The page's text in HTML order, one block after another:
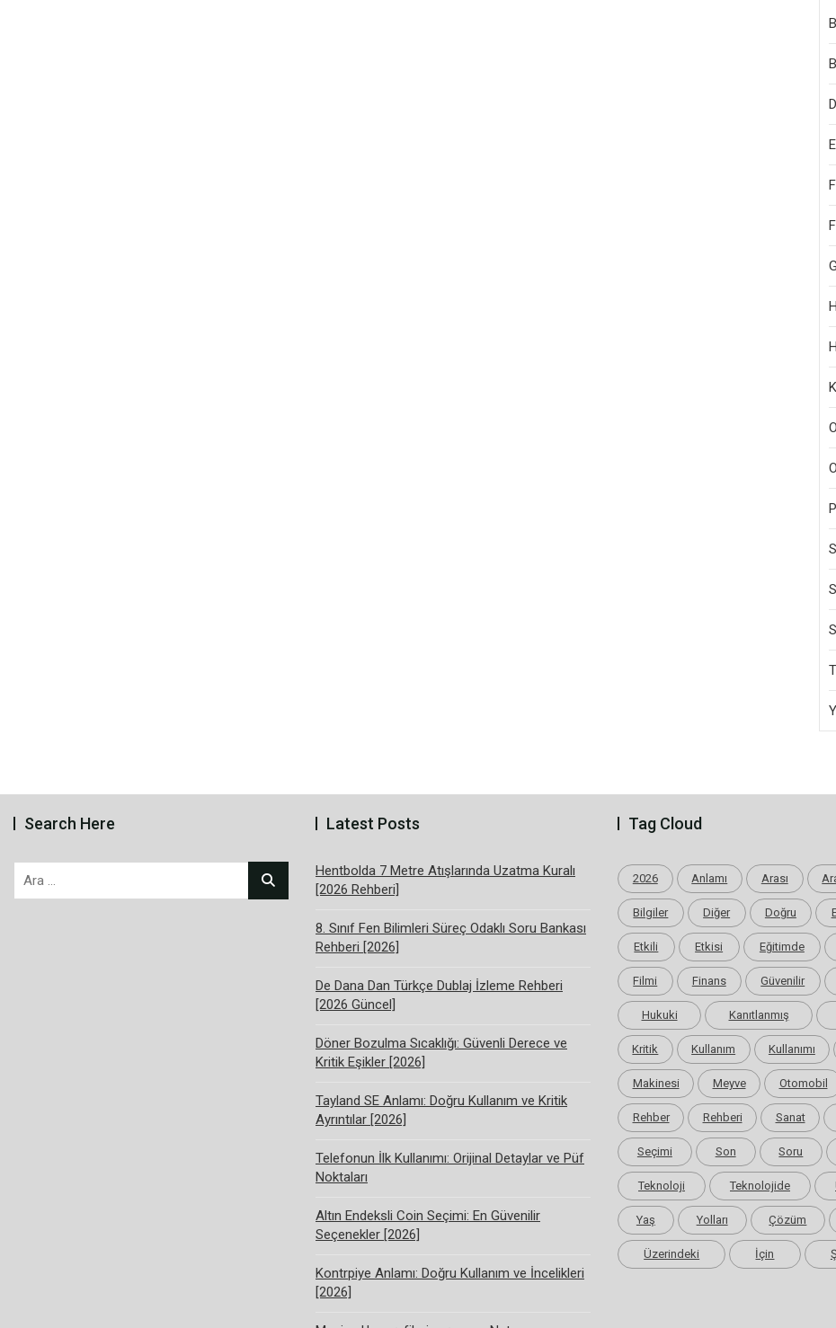
Search Here
Arama:
Latest Posts
Hentbolda 7 Metre Atışlarında Uzatma Kuralı
[2026 Rehberi]
8. Sınıf Fen Bilimleri Süreç Odaklı Soru Bankası
Rehberi [2026]
De Dana Dan Türkçe Dublaj İzleme Rehberi
[2026 Güncel]
Döner Bozulma Sıcaklığı: Güvenli Derece ve
Kritik Eşikler [2026]
Tayland SE Anlamı: Doğru Kullanım ve Kritik
Ayrıntılar [2026]
Telefonun İlk Kullanımı: Orijinal Detaylar ve Püf
Noktaları
Altın Endeksli Coin Seçimi: En Güvenilir
Seçenekler [2026]
Kontrpiye Anlamı: Doğru Kullanım ve İncelikleri
[2026]
Tag Cloud
2026 Anlamı Arası
Bilgiler Diğer Doğru
Etkili Etkisi Eğitimde
Filmi Finans Güvenilir
Hukuki Kanıtlanmış
Kritik Kullanım Kullanımı
Makinesi Meyve Otomobil
Rehber Rehberi Sanat
Seçimi Son Soru
Teknoloji Teknolojide
Yaş Yolları Çözüm
Üzerindeki İçin